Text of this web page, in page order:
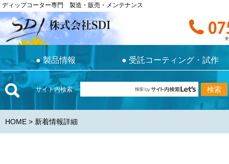
ディップコーター専門 製造・販売・メンテナンス
受
●製品情報 ● 受託コーティング・試作
ディップコーター専門 製造・販売・メンテナンス
受付時間
●製品情報 受託コーティング・試作
サイト内検索
HOME> 新着情報詳細